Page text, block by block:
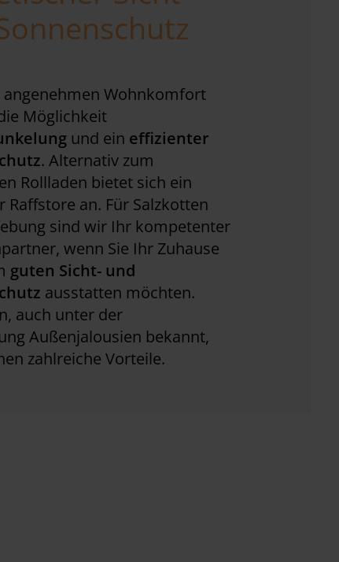
angenehmen Wohnkomfort
Möglichkeit
und ein effizienter
. Alternativ zum
Rollladen bietet sich ein
Raffstore an. Für Salzkotten
sind wir Ihr kompetenter
wenn Sie Ihr Zuhause
guten Sicht- und
ausstatten möchten.
auch unter der
Außenjalousien bekannt,
zahlreiche Vorteile.